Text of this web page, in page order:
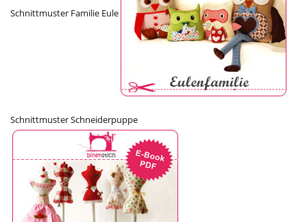
Schnittmuster Familie Eule
Schnittmuster Schneiderpuppe